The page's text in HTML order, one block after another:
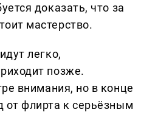
доказать, что за
мастерство.
легко,
позже.
внимания, но в конце
от флирта к серьёзным